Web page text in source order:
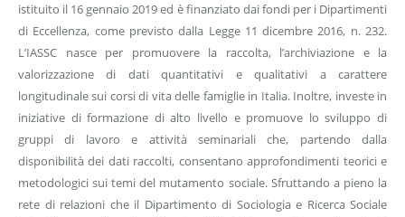
istituito il 16 gennaio 2019 ed è finanziato dai fondi per i Dipartimenti
di Eccellenza, come previsto dalla Legge 11 dicembre 2016, n. 232.
L’IASSC nasce per promuovere la raccolta, l’archiviazione e la
valorizzazione di dati quantitativi e qualitativi a carattere
longitudinale sui corsi di vita delle famiglie in Italia. Inoltre, investe in
iniziative di formazione di alto livello e promuove lo sviluppo di
gruppi di lavoro e attività seminariali che, partendo dalla
disponibilità dei dati raccolti, consentano approfondimenti teorici e
metodologici sui temi del mutamento sociale. Sfruttando a pieno la
rete di relazioni che il Dipartimento di Sociologia e Ricerca Sociale